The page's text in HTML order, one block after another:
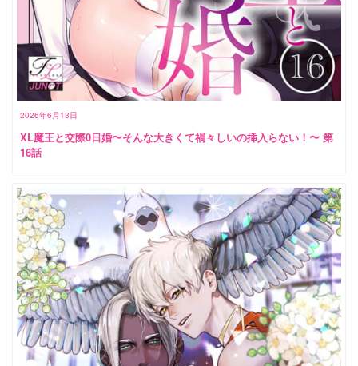
2026年6月13日
XL魔王と交際0日婚〜そんな大きくて禍々しいの挿入らない！〜 第
16話